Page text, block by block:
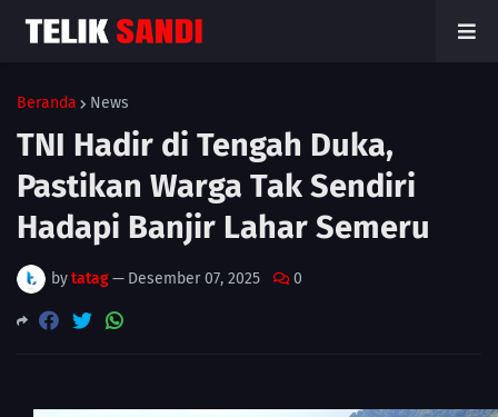
Beranda News
TNI Hadir di Tengah Duka,
Pastikan Warga Tak Sendiri
Hadapi Banjir Lahar Semeru
bytatag— Desember 07, 2025 0